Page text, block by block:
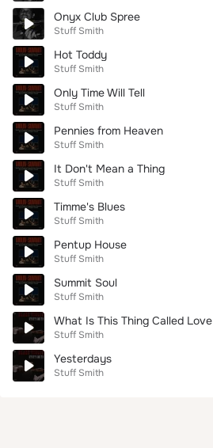
Onyx Club Spree
Stuff Smith
Hot Toddy
Stuff Smith
Only Time Will Tell
Stuff Smith
Pennies from Heaven
Stuff Smith
It Don't Mean a Thing
Stuff Smith
Timme's Blues
Stuff Smith
Pentup House
Stuff Smith
Summit Soul
Stuff Smith
What Is This Thing Called Love
Stuff Smith
Yesterdays
Stuff Smith